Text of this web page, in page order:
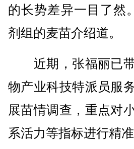
的长势差异一目了然
剂组的麦苗介绍道。
近期，张福丽已带
物产业科技特派员服
展苗情调查，重点对
系活力等指标进行精准